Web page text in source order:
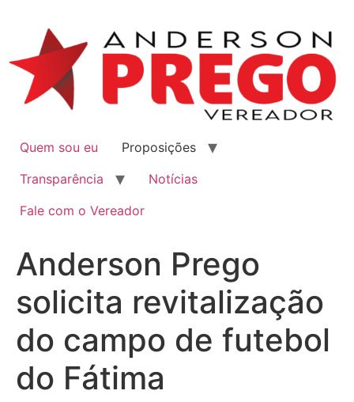
Quem sou eu
Proposições
Transparência
Notícias
Fale com o Vereador
Anderson Prego
solicita revitalização
do campo de futebol
do Fátima